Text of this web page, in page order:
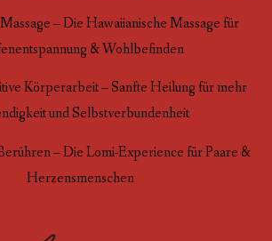
– Die Hawaiianische Massage für
& Wohlbefinden
Körperarbeit – Sanfte Heilung für mehr
und Selbstverbundenheit
– Die Lomi-Experience für Paare &
Herzensmenschen